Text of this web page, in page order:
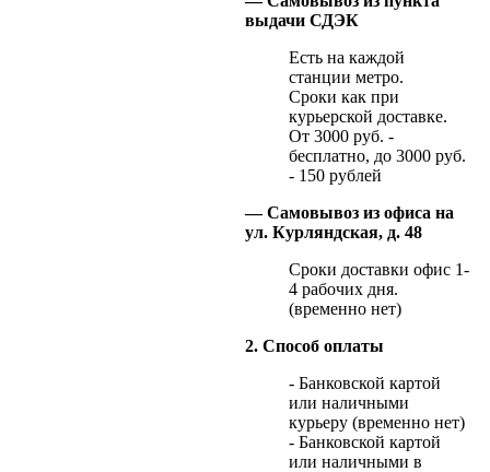
выдачи СДЭК
Есть на каждой
станции метро.
Сроки как при
курьерской доставке.
От 3000 руб. -
бесплатно, до 3000 руб.
- 150 рублей
— Самовывоз из офиса на
ул. Курляндская, д. 48
Сроки доставки офис 1-
4 рабочих дня.
(временно нет)
2. Способ оплаты
- Банковской картой
или наличными
курьеру (временно нет)
- Банковской картой
или наличными в